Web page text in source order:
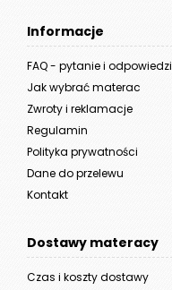
Informacje
FAQ - pytanie i odpowiedzi
Jak wybrać materac
Zwroty i reklamacje
Regulamin
Polityka prywatności
Dane do przelewu
Kontakt
Dostawy materacy
Czas i koszty dostawy